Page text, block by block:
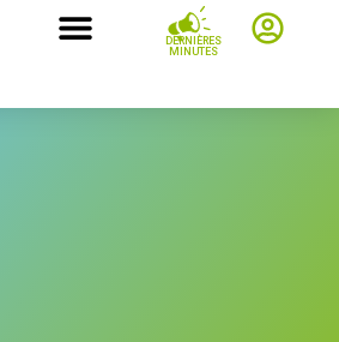
DERNIÈRES
MINUTES